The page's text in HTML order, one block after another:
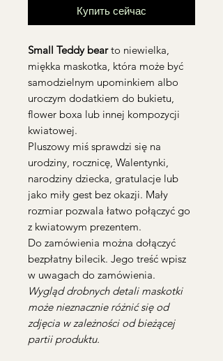
Купить сейчас
Small Teddy bearto niewielka,
miękka maskotka, która może być
samodzielnym upominkiem albo
uroczym dodatkiem do bukietu,
flower boxa lub innej kompozycji
kwiatowej.
Pluszowy miś sprawdzi się na
urodziny, rocznicę, Walentynki,
narodziny dziecka, gratulacje lub
jako miły gest bez okazji. Mały
rozmiar pozwala łatwo połączyć go
z kwiatowym prezentem.
Do zamówienia można dołączyć
bezpłatny bilecik. Jego treść wpisz
w uwagach do zamówienia.
Wygląd drobnych detali maskotki
może nieznacznie różnić się od
zdjęcia w zależności od bieżącej
partii produktu.